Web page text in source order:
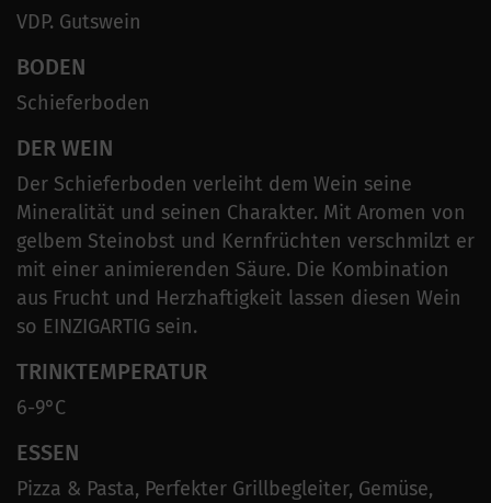
VDP. Gutswein
BODEN
Schieferboden
DER WEIN
Der Schieferboden verleiht dem Wein seine
Mineralität und seinen Charakter. Mit Aromen von
gelbem Steinobst und Kernfrüchten verschmilzt er
mit einer animierenden Säure. Die Kombination
aus Frucht und Herzhaftigkeit lassen diesen Wein
so EINZIGARTIG sein.
TRINKTEMPERATUR
6-9°C
ESSEN
Pizza & Pasta, Perfekter Grillbegleiter, Gemüse,